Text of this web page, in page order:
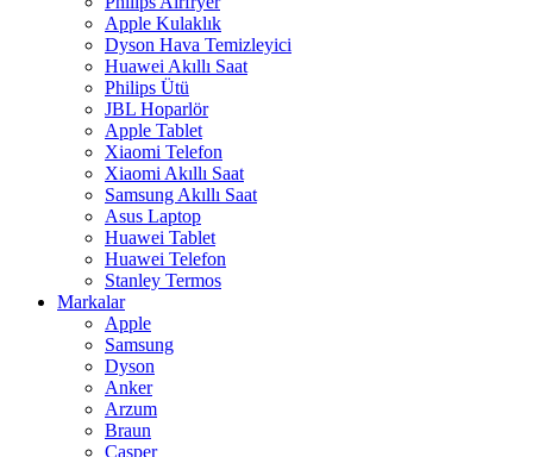
Apple Kulaklık
Dyson Hava Temizleyici
Huawei Akıllı Saat
Philips Ütü
JBL Hoparlör
Apple Tablet
Xiaomi Telefon
Xiaomi Akıllı Saat
Samsung Akıllı Saat
Asus Laptop
Huawei Tablet
Huawei Telefon
Stanley Termos
Markalar
Apple
Samsung
Dyson
Anker
Arzum
Braun
Casper